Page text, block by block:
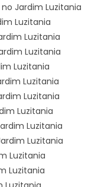
Jardim Luzitania
Luzitania
Luzitania
Luzitania
Luzitania
Luzitania
Luzitania
Luzitania
Luzitania
Luzitania
Luzitania
Luzitania